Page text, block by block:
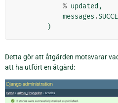
% updated ,
messages .
)
Detta gör att åtgärden motsvarar
att ha utfört en åtgärd: